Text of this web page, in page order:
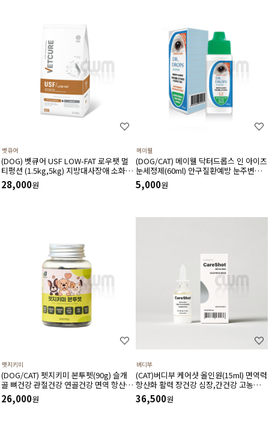
벳큐어
(DOG) 벳큐어 USF LOW-FAT 로우팻 멀
티펑션 (1.5kg,5kg) 지방대사장애 소화기
면역 식이알러지 피부모질건강 소화흡수
장애에 도움
28,000원
메이웰
(DOG/CAT) 메이웰 닥터드롭스 인 아이즈
눈세정제(60ml) 안구질환예방 눈주변냄
새완화 안구건조증완화 이물질세정
5,000원
펫지키미
(DOG/CAT) 펫지키미 본투펫(90g) 슬개
골 뼈건강 관절건강 연골건강 면역 항산화
염증 소화기에 도움
26,000원
버디부
(CAT)버디부 케어샷 올인원(15ml) 면역력
항산화 활력 장건강 심장,간건강 고농축
고흡수 영양제
36,500원